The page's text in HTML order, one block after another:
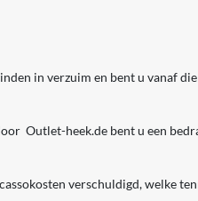
in verzuim en bent u vanaf
Outlet-heek.de bent u een
verschuldigd, welke